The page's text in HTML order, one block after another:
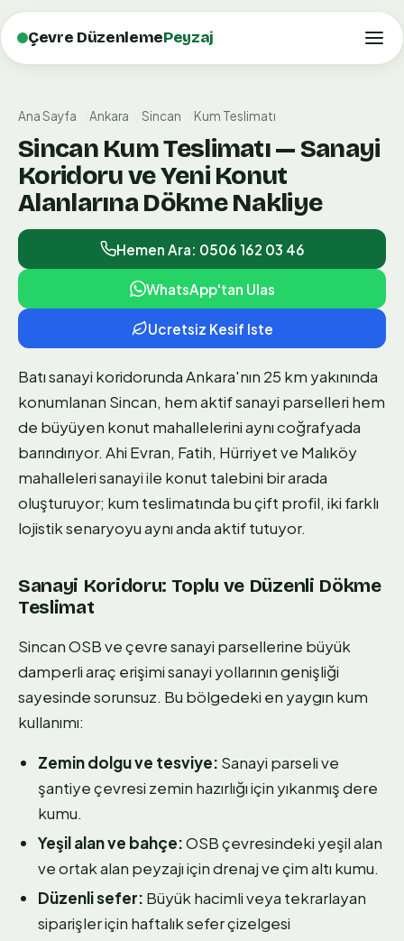
Çevre DüzenlemePeyzaj
Ana Sayfa Ankara Sincan Kum Teslimatı
Sincan Kum Teslimatı — Sanayi
Koridoru ve Yeni Konut
Alanlarına Dökme Nakliye
Hemen Ara: 0506 162 03 46
WhatsApp'tan Ulas
Ucretsiz Kesif Iste
Batı sanayi koridorunda Ankara'nın 25 km yakınında
konumlanan Sincan, hem aktif sanayi parselleri hem
de büyüyen konut mahallelerini aynı coğrafyada
barındırıyor. Ahi Evran, Fatih, Hürriyet ve Malıköy
mahalleleri sanayi ile konut talebini bir arada
oluşturuyor; kum teslimatında bu çift profil, iki farklı
lojistik senaryoyu aynı anda aktif tutuyor.
Sanayi Koridoru: Toplu ve Düzenli Dökme
Teslimat
Sincan OSB ve çevre sanayi parsellerine büyük
damperli araç erişimi sanayi yollarının genişliği
sayesinde sorunsuz. Bu bölgedeki en yaygın kum
kullanımı:
Zemin dolgu ve tesviye: Sanayi parseli ve
şantiye çevresi zemin hazırlığı için yıkanmış dere
kumu.
Yeşil alan ve bahçe:OSB çevresindeki yeşil alan
ve ortak alan peyzajı için drenaj ve çim altı kumu.
Düzenli sefer: Büyük hacimli veya tekrarlayan
siparişler için haftalık sefer çizelgesi